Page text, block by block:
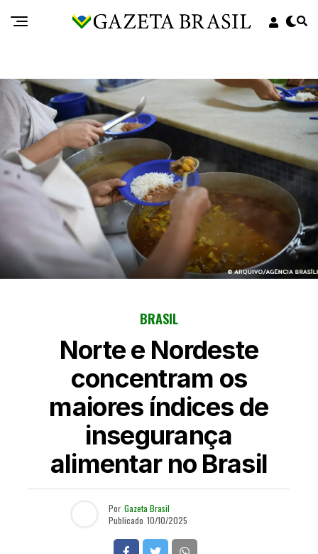
BRASIL
Norte e Nordeste
concentram os
maiores índices de
insegurança
alimentar no Brasil
Por Gazeta Brasil
Publicado 10/10/2025